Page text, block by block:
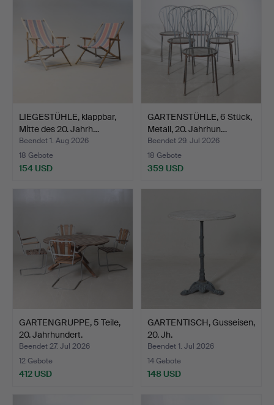
LIEGESTÜHLE, klappbar,
Mitte des 20. Jahrh…
Beendet 1. Aug 2026
18 Gebote
154 USD
GARTENSTÜHLE, 6 Stück,
Metall, 20. Jahrhun…
Beendet 29. Jul 2026
18 Gebote
359 USD
GARTENGRUPPE, 5 Teile,
20. Jahrhundert.
Beendet 27. Jul 2026
12 Gebote
412 USD
GARTENTISCH, Gusseisen,
20. Jh.
Beendet 1. Jul 2026
14 Gebote
148 USD